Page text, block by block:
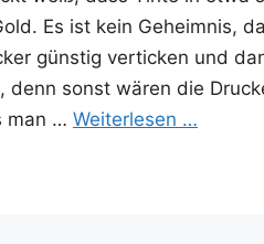
Es ist kein Geheim­nis,
güns­tig ver­ti­cken und
denn sonst wären die
man … Wei­ter­le­sen …